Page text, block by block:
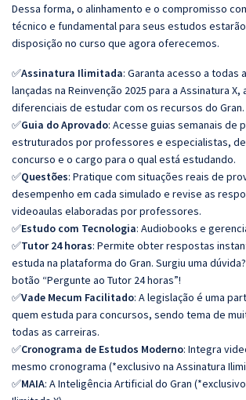
Dessa forma, o alinhamento e o compromisso
técnico e fundamental para seus estudos
disposição no curso que agora oferecemos.
✅Assinatura Ilimitada: Garanta acesso a todas
lançadas na Reinvenção 2025 para a Assinatura X,
diferenciais de estudar com os recursos do Gran.
✅Guia do Aprovado: Acesse guias semanais de
estruturados por professores e especialistas,
concurso e o cargo para o qual está estudando.
✅Questões: Pratique com situações reais de
desempenho em cada simulado e revise as
videoaulas elaboradas por professores.
✅Estudo com Tecnologia: Audiobooks e
✅Tutor 24 horas: Permite obter respostas
estuda na plataforma do Gran. Surgiu uma
botão “Pergunte ao Tutor 24 horas”!
✅Vade Mecum Facilitado: A legislação é uma
quem estuda para concursos, sendo tema de
todas as carreiras.
✅Cronograma de Estudos Moderno: Integra
mesmo cronograma (*exclusivo na Assinatura
✅MAIA: A Inteligência Artificial do Gran